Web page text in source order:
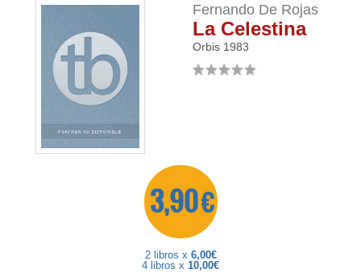
Fernando De Rojas
La Celestina
Orbis 1983
3,90 €
2 libros x 6,00€
4 libros x 10,00€